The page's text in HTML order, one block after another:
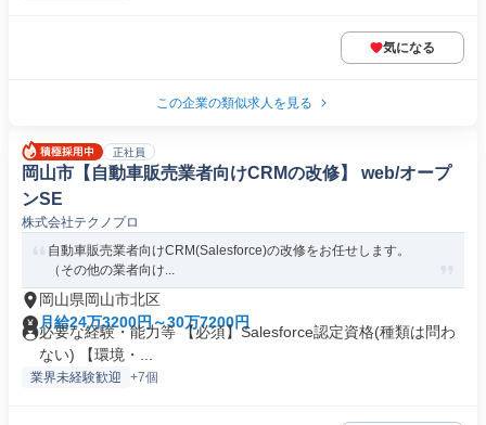
気になる
この企業の類似求人を見る
正社員
岡山市【自動車販売業者向けCRMの改修】 web/オープ
ンSE
株式会社テクノプロ
自動車販売業者向けCRM(Salesforce)の改修をお任せします。
（その他の業者向け...
岡山県岡山市北区
月給24万3200円～30万7200円
必要な経験・能力等 【必須】Salesforce認定資格(種類は問わ
ない) 【環境・...
業界未経験歓迎 +7個